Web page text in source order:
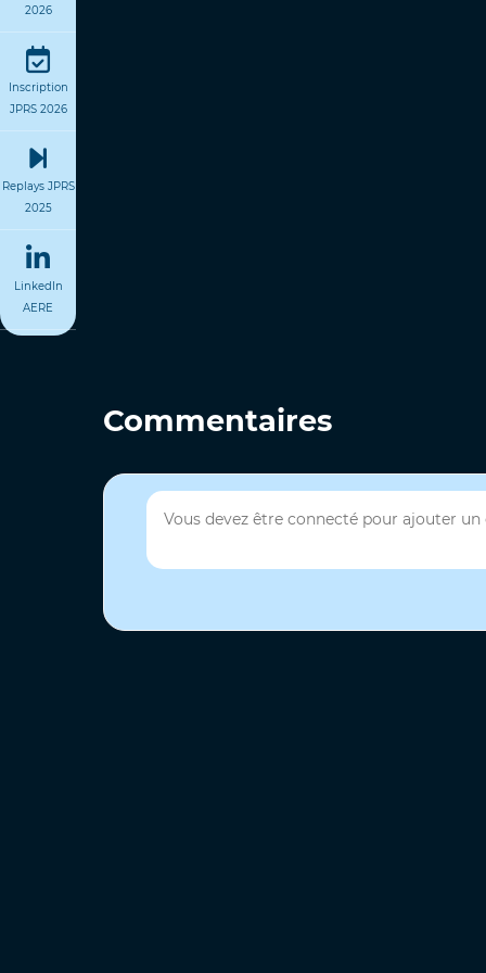
Commentaires
2026
Inscription
JPRS 2026
Replays JPRS
2025
LinkedIn
AERE